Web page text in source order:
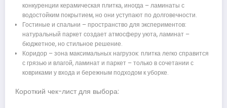
конкуренции керамическая плитка, иногда – ламинаты с
водостойким покрытием, но они уступают по долговечности.
Гостиные и спальни – пространство для экспериментов:
натуральный паркет создает атмосферу уюта, ламинат –
бюджетное, но стильное решение.
Коридор – зона максимальных нагрузок: плитка легко справится
с грязью и влагой, ламинат и паркет – только в сочетании с
ковриками у входа и бережным подходом к уборке.
Короткий чек-лист для выбора: